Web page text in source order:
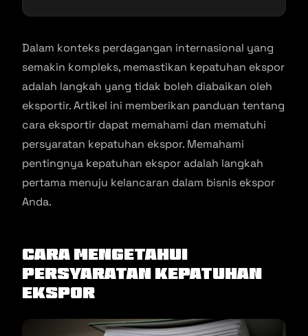
Dalam konteks perdagangan internasional yang
semakin kompleks, memastikan kepatuhan ekspor
adalah langkah yang tidak boleh diabaikan oleh
eksportir. Artikel ini memberikan panduan tentang
cara eksportir dapat memahami dan mematuhi
persyaratan kepatuhan ekspor. Memahami
pentingnya kepatuhan ekspor adalah langkah
pertama menuju kelancaran dalam bisnis ekspor
Anda.
Cara Mengetahui
Persyaratan Kepatuhan
Ekspor